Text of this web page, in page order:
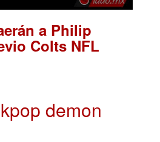
a Philip
Colts NFL
demon